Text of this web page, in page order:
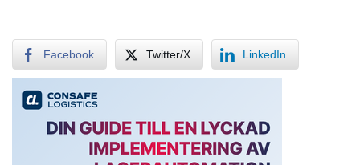
Facebook Twitter/X LinkedIn